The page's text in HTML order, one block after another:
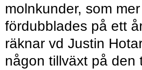
molnkunder, som
fördubblades på ett
räknar vd Justin
någon tillväxt på den